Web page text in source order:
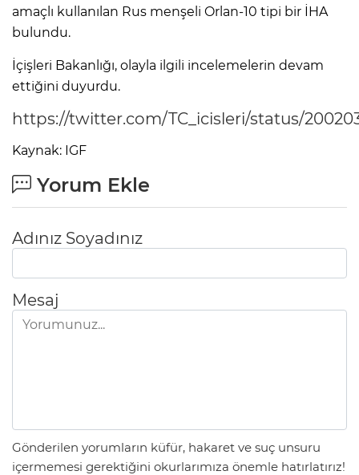
amaçlı kullanılan Rus menşeli Orlan-10 tipi bir İHA
bulundu.
İçişleri Bakanlığı, olayla ilgili incelemelerin devam
ettiğini duyurdu.
https://twitter.com/TC_icisleri/status/
Kaynak: IGF
Yorum Ekle
Adınız Soyadınız
Mesaj
Gönderilen yorumların küfür, hakaret ve suç unsuru
içermemesi gerektiğini okurlarımıza önemle hatırlatırız!